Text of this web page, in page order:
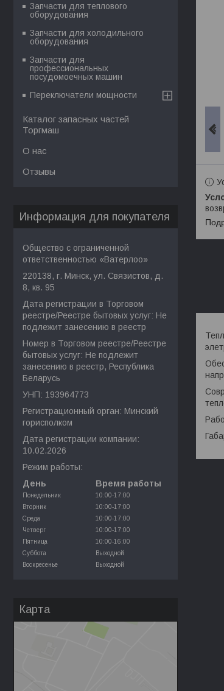
Запчасти для теплового
оборудования
Запчасти для холодильного
оборудования
Запчасти для
профессиональных
посудомоечных машин
Переключатели мощности
Каталог запасных частей
Торгмаш
О нас
Отзывы
Информация для покупателя
Общество с ограниченной
ответственностью «Ватерлоо»
220138, г. Минск, ул. Связистов, д.
8, кв. 95
Дата регистрации в Торговом
реестре/Реестре бытовых услуг: Не
подлежит занесению в реестр
Номер в Торговом реестре/Реестре
бытовых услуг: Не подлежит
занесению в реестр, Республика
Беларусь
УНП: 193964773
Регистрационный орган: Минский
горисполком
Дата регистрации компании:
10.02.2026
Режим работы:
День
Время работы
Понедельник
10:00-17:00
Вторник
10:00-17:00
Среда
10:00-17:00
Четверг
10:00-17:00
Пятница
10:00-16:00
Суббота
Выходной
Воскресенье
Выходной
Карта